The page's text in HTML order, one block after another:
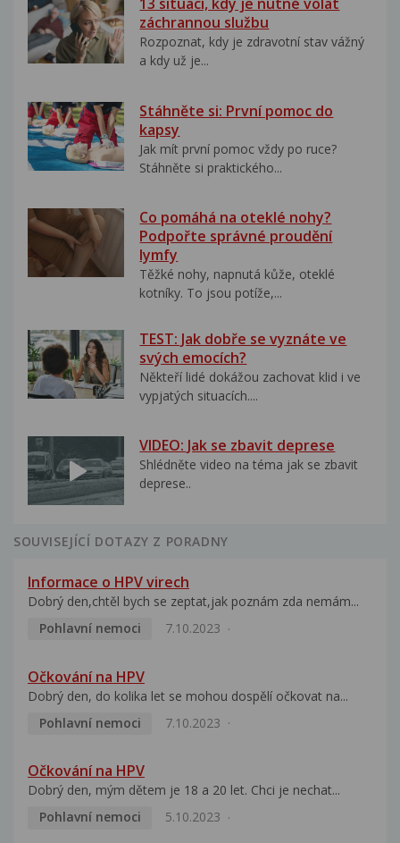
záchrannou službu
Rozpoznat, kdy je zdravotní stav vážný
a kdy už je...
Stáhněte si: První pomoc do
kapsy
Jak mít první pomoc vždy po ruce?
Stáhněte si praktického...
Co pomáhá na oteklé nohy?
Podpořte správné proudění
lymfy
Těžké nohy, napnutá kůže, oteklé
kotníky. To jsou potíže,...
TEST: Jak dobře se vyznáte ve
svých emocích?
Někteří lidé dokážou zachovat klid i ve
vypjatých situacích....
VIDEO: Jak se zbavit deprese
Shlédněte video na téma jak se zbavit
deprese..
SOUVISEJÍCÍ DOTAZY Z PORADNY
Informace o HPV virech
Dobrý den,chtěl bych se zeptat,jak poznám zda nemám...
Pohlavní nemoci
7.10.2023
Očkování na HPV
Dobrý den, do kolika let se mohou dospělí očkovat na...
Pohlavní nemoci
7.10.2023
Očkování na HPV
Dobrý den, mým dětem je 18 a 20 let. Chci je nechat...
Pohlavní nemoci
5.10.2023